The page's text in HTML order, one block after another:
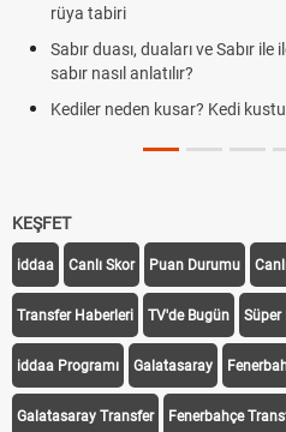
rüya tabiri
Sabır duası, duaları ve Sabır
sabır nasıl anlatılır?
Kediler neden kusar? Kedi
KEŞFET
iddaa Canlı Skor Puan Durumu
Transfer Haberleri TV'de Bugün Süper
iddaa Programı Galatasaray
Galatasaray Transfer Fenerbahçe